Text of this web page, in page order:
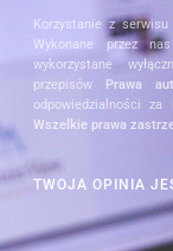
Korzystanie z serwisu
Wykonane przez
wykorzystane
przepisów
Prawa
odpowiedzialności
Wszelkie prawa
TWOJA OPINIA